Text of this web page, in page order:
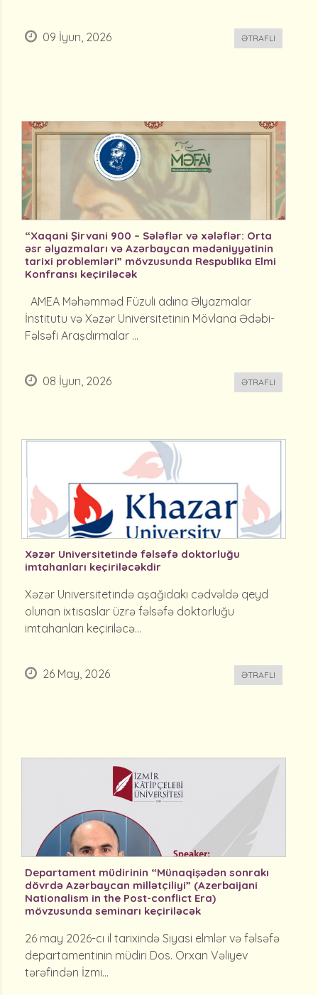
09 İyun, 2026 ƏTRAFLI
“Xaqani Şirvani 900 – Sələflər və xələflər: Orta
əsr əlyazmaları və Azərbaycan mədəniyyətinin
tarixi problemləri” mövzusunda Respublika Elmi
Konfransı keçiriləcək
AMEA Məhəmməd Füzuli adına Əlyazmalar
İnstitutu və Xəzər Universitetinin Mövlana Ədəbi-
Fəlsəfi Araşdırmalar ...
08 İyun, 2026 ƏTRAFLI
Xəzər Universitetində fəlsəfə doktorluğu
imtahanları keçiriləcəkdir
Xəzər Universitetində aşağıdakı cədvəldə qeyd
olunan ixtisaslar üzrə fəlsəfə doktorluğu
imtahanları keçiriləcə...
26 May, 2026 ƏTRAFLI
Departament müdirinin “Münaqişədən sonrakı
dövrdə Azərbaycan millətçiliyi” (Azerbaijani
Nationalism in the Post-conflict Era)
mövzusunda seminarı keçiriləcək
26 may 2026-cı il tarixində Siyasi elmlər və fəlsəfə
departamentinin müdiri Dos. Orxan Vəliyev
tərəfindən İzmi...